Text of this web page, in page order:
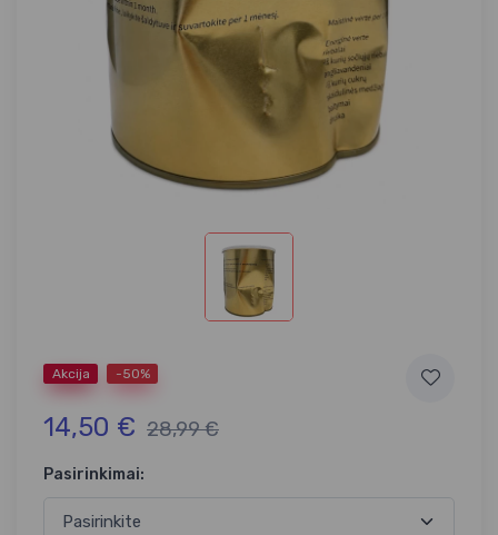
Akcija -50%
14,50 € 28,99 €
Pasirinkimai: